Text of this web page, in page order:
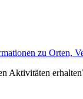
zu Orten,
Aktivitäten